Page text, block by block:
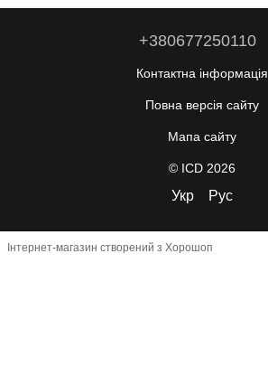
+380677250110
Контактна інформація
Повна версія сайту
Мапа сайту
© ICD 2026
Укр Рус
Інтернет-магазин створений з Хорошоп